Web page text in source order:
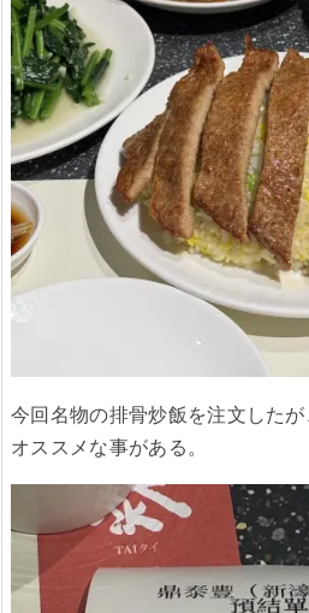
今回名物の排骨炒飯を注文した
オススメな事がある。